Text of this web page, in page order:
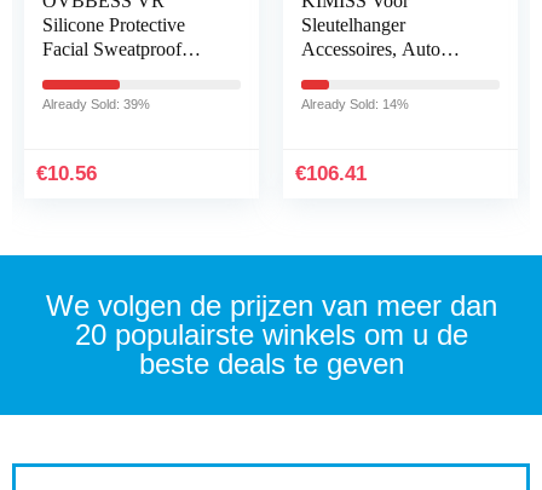
Silicone Protective
Facial Sweatproof
Lens Pad Anti-Dirty
Already Sold: 39%
€10.56
Sleutelhanger
Accessoires, Auto
Waterdicht Mat Zwart
Model 3 X…
Already Sold: 14%
€106.41
We volgen de prijzen van meer dan
20 populairste winkels om u de
beste deals te geven